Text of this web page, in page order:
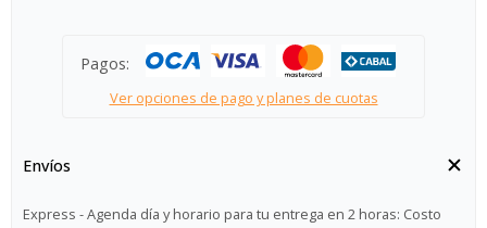
Pagos:
Ver opciones de pago y planes de cuotas
Envíos
Express - Agenda día y horario para tu entrega en 2 horas: Costo